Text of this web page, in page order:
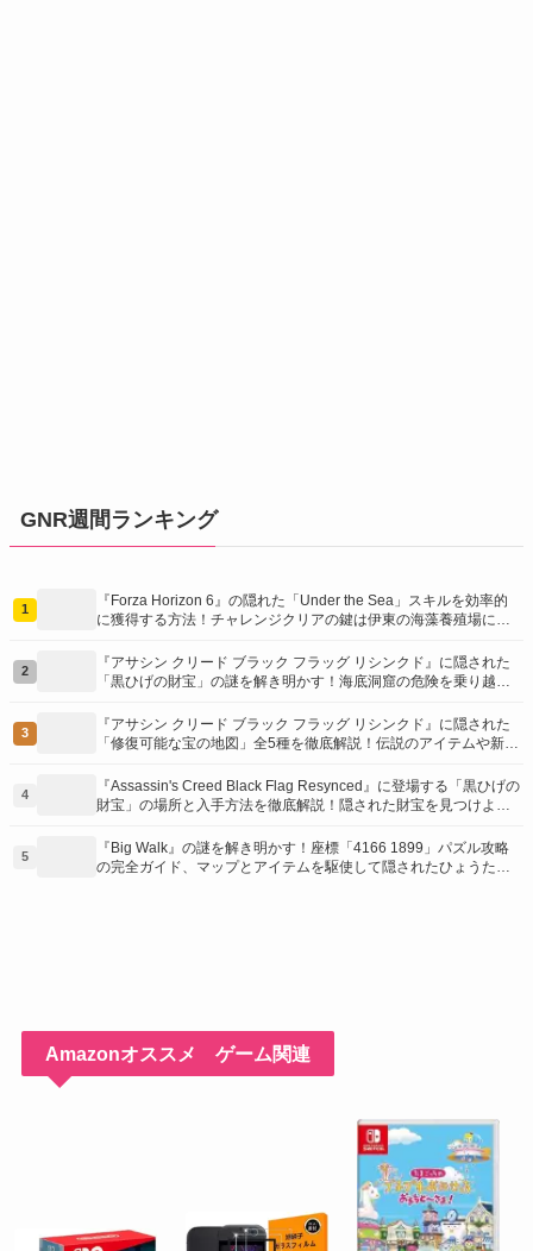
GNR週間ランキング
1
『Forza Horizon 6』の隠れた「Under the Sea」スキルを効率的
に獲得する方法！チャレンジクリアの鍵は伊東の海藻養殖場にあ
2
『アサシン クリード ブラック フラッグ リシンクド』に隠された
「黒ひげの財宝」の謎を解き明かす！海底洞窟の危険を乗り越
3
『アサシン クリード ブラック フラッグ リシンクド』に隠された
「修復可能な宝の地図」全5種を徹底解説！伝説のアイテムや新衣
介！
4
『Assassin's Creed Black Flag Resynced』に登場する「黒ひげの
財宝」の場所と入手方法を徹底解説！隠された財宝を見つけよ
5
『Big Walk』の謎を解き明かす！座標「4166 1899」パズル攻略
の完全ガイド、マップとアイテムを駆使して隠されたひょうたん
Amazonオススメ ゲーム関連